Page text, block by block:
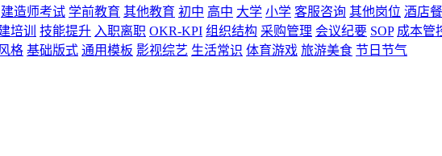
建造师考试 学前教育 其他教育 初中 高中 大学 小学 客服咨询 其他岗位 酒店
培训 技能提升 入职离职 OKR-KPI 组织结构 采购管理 会议纪要 SOP 成本管
格 基础版式 通用模板 影视综艺 生活常识 体育游戏 旅游美食 节日节气